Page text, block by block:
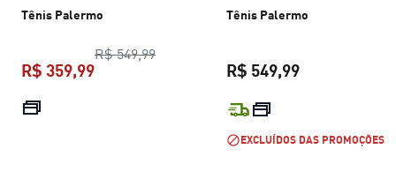
Tênis Palermo
R$ 549,99preço original R$ 549,99
R$ 359,99
preço atual R$ 359,99
Tênis Palermo
R$ 549,99
EXCLUÍDOS DAS PROMOÇÕES